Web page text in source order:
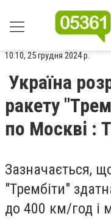
10:10, 25 грудня 2024 р.
Україна
ракету
по Москві :
Зазначається,
"Трембіти"
до 400 км/год і